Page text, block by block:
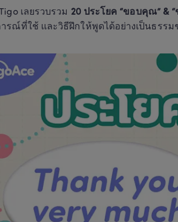
เลยรวบรวม 20 ประโยค “ขอบคุณ” &
รณ์ที่ใช้ และวิธีฝึกให้พูดได้อย่างเป็นธรรม